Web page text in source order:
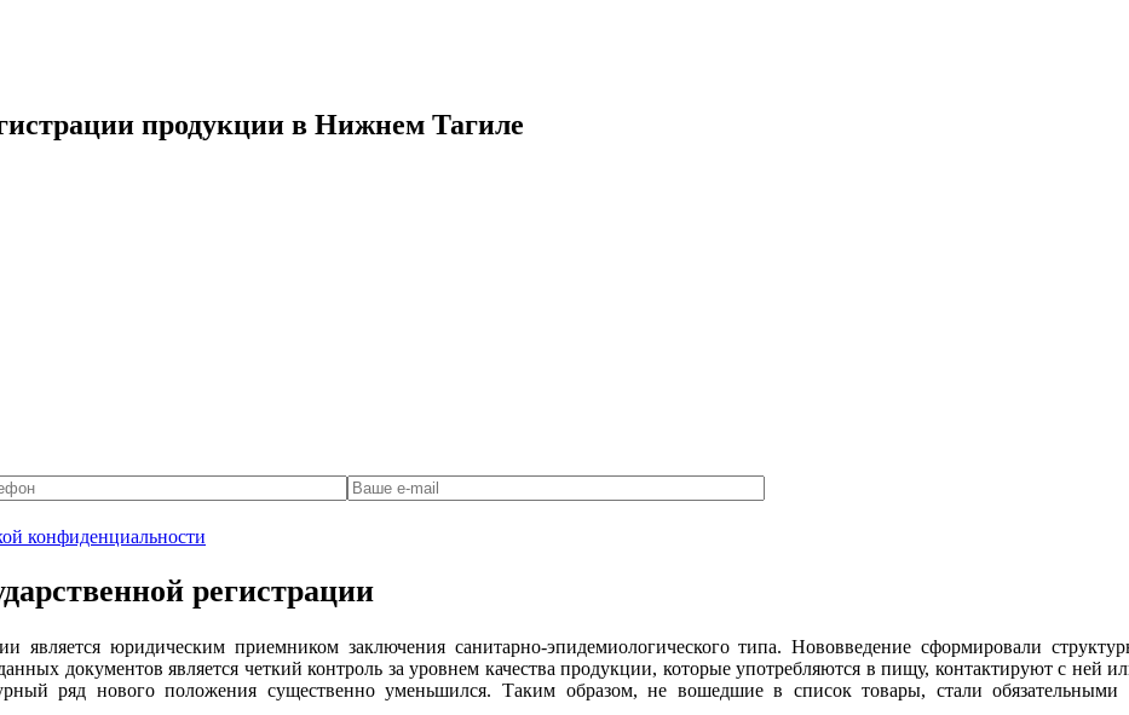
продукции в Нижнем Тагиле
конфиденциальности
регистрации
является юридическим приемником заключения санитарно-эпидемиологического типа. Нововведение сформировали
документов является четкий контроль за уровнем качества продукции, которые употребляются в пищу, контактируют с ней
ряд нового положения существенно уменьшился. Таким образом, не вошедшие в список товары, стали обязательными